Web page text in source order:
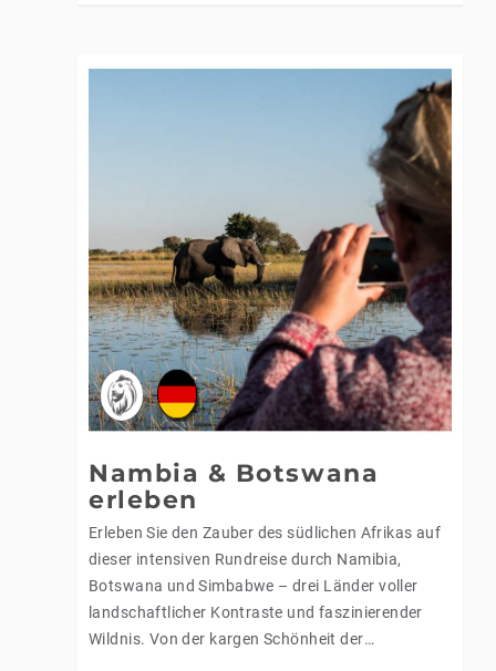
Nambia & Botswana
erleben
Erleben Sie den Zauber des südlichen Afrikas auf
dieser intensiven Rundreise durch Namibia,
Botswana und Simbabwe – drei Länder voller
landschaftlicher Kontraste und faszinierender
Wildnis. Von der kargen Schönheit der